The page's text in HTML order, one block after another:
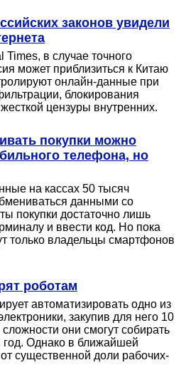
законов увидели
Times, в случае точного
может приблизиться к Китаю
онлайн-данные при
блокирования
цензуры внутренних.
покупки можно
телефона, но
на кассах 50 тысяч
данными со
покупки достаточно лишь
и ввести код. Но пока
только владельцы смартфонов
роботам
автоматизировать одно из
закупив для него 10
они смогут собирать
Однако в ближайшей
от существенной доли рабочих-